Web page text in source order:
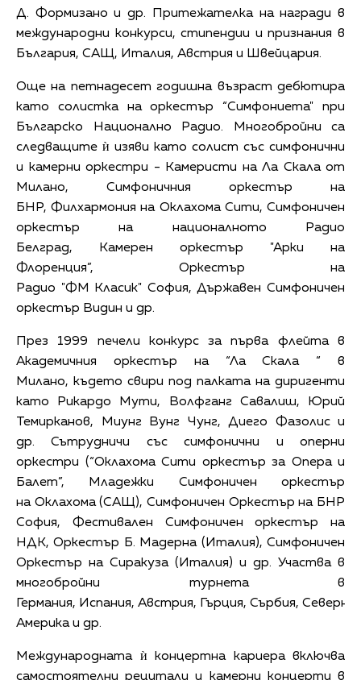
Д. Формизано и др. Притежателка на награди в
международни конкурси, стипендии и признания в
България, САЩ, Италия, Австрия и Швейцария.
Още на петнадесет годишна възраст дебютира
като солистка на оркестър “Симфониета" при
Българско Национално Радио. Многобройни са
следващите ѝ изяви като солист със симфонични
и камерни оркестри - Камеристи на Ла Скала от
Милано, Симфоничния оркестър на
БНР, Филхармония на Оклахома Сити, Симфоничен
оркестър на националното Радио
Белград, Камерен оркестър "Арки на
Флоренция”, Оркестър на
Радио "ФM Класик" София, Държавен Симфоничен
оркестър Видин и др.
През 1999 печели конкурс за първа флейта в
Академичния оркестър на “Ла Скала “ в
Милано, където свири под палката на диригенти
като Рикардо Мути, Волфганг Савалиш, Юрий
Темирканов, Миунг Вунг Чунг, Диего Фазолис и
др. Сътрудничи със симфонични и оперни
оркестри (“Оклахома Сити оркестър за Опера и
Балет”, Младежки Симфоничен оркестър
на Oклахома (САЩ), Симфоничен Оркестър на БНР
София, Фестивален Симфоничен оркестър на
НДК, Оркестър Б. Мадерна (Италия), Симфоничен
Оркестър на Сиракуза (Италия) и др. Участва в
многобройни турнета в
Германия, Испания, Австрия, Гърция, Сърбия, Северна
Америка и др.
Международната ѝ концертна кариера включва
самостоятелни рецитали и камерни концерти в